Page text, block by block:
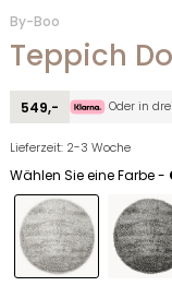
By-Boo
Teppich
549,- Oder in
Lieferzeit: 2-3 Woche
Wählen Sie eine Farbe -